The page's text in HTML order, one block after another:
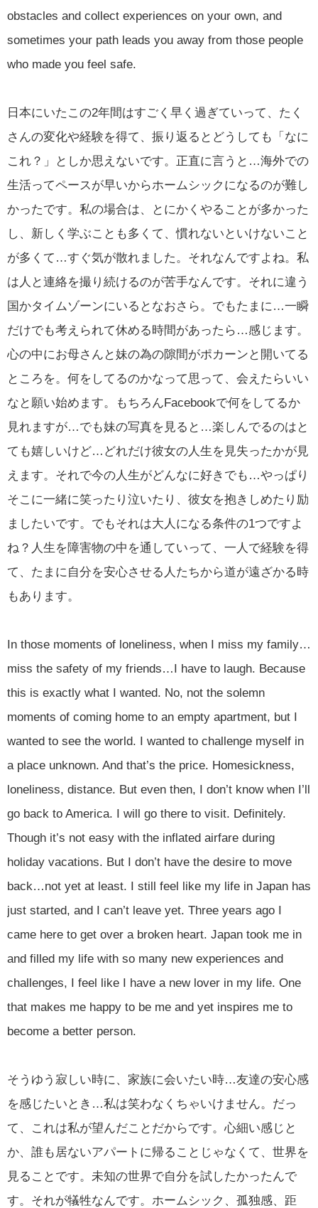
obstacles and collect experiences on your own, and
sometimes your path leads you away from those people
who made you feel safe.
日本にいたこの2年間はすごく早く過ぎていって、たく
さんの変化や経験を得て、振り返るとどうしても「なに
これ？」としか思えないです。正直に言うと…海外での
生活ってペースが早いからホームシックになるのが難し
かったです。私の場合は、とにかくやることが多かった
し、新しく学ぶことも多くて、慣れないといけないこと
が多くて…すぐ気が散れました。それなんですよね。私
は人と連絡を撮り続けるのが苦手なんです。それに違う
国かタイムゾーンにいるとなおさら。でもたまに…一瞬
だけでも考えられて休める時間があったら…感じます。
心の中にお母さんと妹の為の隙間がポカーンと開いてる
ところを。何をしてるのかなって思って、会えたらいい
なと願い始めます。もちろんFacebookで何をしてるか
見れますが…でも妹の写真を見ると…楽しんでるのはと
ても嬉しいけど…どれだけ彼女の人生を見失ったかが見
えます。それで今の人生がどんなに好きでも…やっぱり
そこに一緒に笑ったり泣いたり、彼女を抱きしめたり励
ましたいです。でもそれは大人になる条件の1つですよ
ね？人生を障害物の中を通していって、一人で経験を得
て、たまに自分を安心させる人たちから道が遠ざかる時
もあります。
In those moments of loneliness, when I miss my family…
miss the safety of my friends…I have to laugh. Because
this is exactly what I wanted. No, not the solemn
moments of coming home to an empty apartment, but I
wanted to see the world. I wanted to challenge myself in
a place unknown. And that’s the price. Homesickness,
loneliness, distance. But even then, I don’t know when I’ll
go back to America. I will go there to visit. Definitely.
Though it’s not easy with the inflated airfare during
holiday vacations. But I don’t have the desire to move
back…not yet at least. I still feel like my life in Japan has
just started, and I can’t leave yet. Three years ago I
came here to get over a broken heart. Japan took me in
and filled my life with so many new experiences and
challenges, I feel like I have a new lover in my life. One
that makes me happy to be me and yet inspires me to
become a better person.
そうゆう寂しい時に、家族に会いたい時…友達の安心感
を感じたいとき…私は笑わなくちゃいけません。だっ
て、これは私が望んだことだからです。心細い感じと
か、誰も居ないアパートに帰ることじゃなくて、世界を
見ることです。未知の世界で自分を試したかったんで
す。それが犠牲なんです。ホームシック、孤独感、距